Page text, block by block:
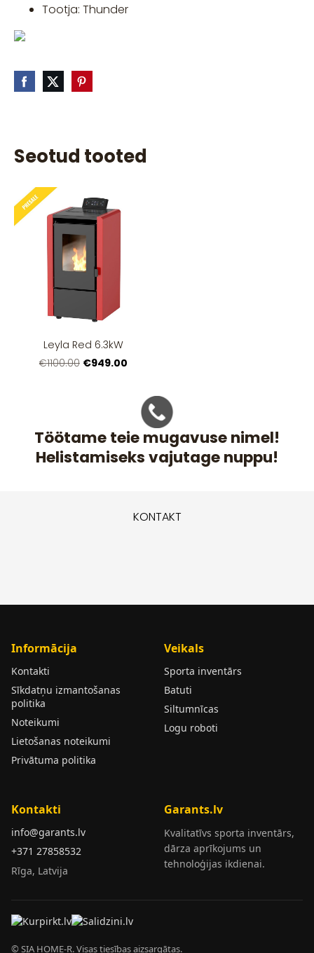
Töötame teie mugavuse nimel!
Helistamiseks vajutage nuppu!
Tootja: Thunder
Seotud tooted
Leyla Red 6.3kW
€1100.00 €949.00
KONTAKT
Informācija
Kontakti
Sīkdatņu izmantošanas
politika
Noteikumi
Lietošanas noteikumi
Privātuma politika
Veikals
Sporta inventārs
Batuti
Siltumnīcas
Logu roboti
Kontakti
info@garants.lv
+371 27858532
Rīga, Latvija
Garants.lv
Kvalitatīvs sporta inventārs,
dārza aprīkojums un
tehnoloģijas ikdienai.
© SIA HOME-R. Visas tiesības aizsargātas.